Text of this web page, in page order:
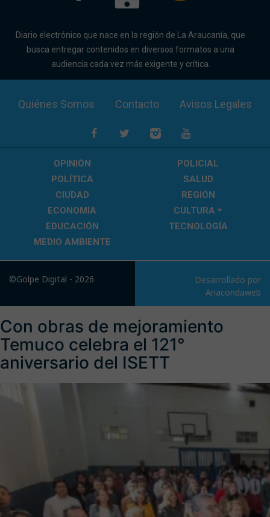
Diario electrónico que nace en la región de La Araucanía, que
busca entregar contenidos en diversos formatos a una
audiencia cada vez más exigente y crítica.
Quiénes Somos Contacto Avisos Legales
OPINIÓN
POLICIAL
POLÍTICA
SALUD
CIUDAD
REGIÓN
ECONOMÍA
CULTURA
EDUCACIÓN
TECNOLOGÍA
MEDIO AMBIENTE
©Golpe Digital - 2026
Desarrollado por
Anacondaweb
Con obras de mejoramiento
Temuco celebra el 121°
aniversario del ISETT